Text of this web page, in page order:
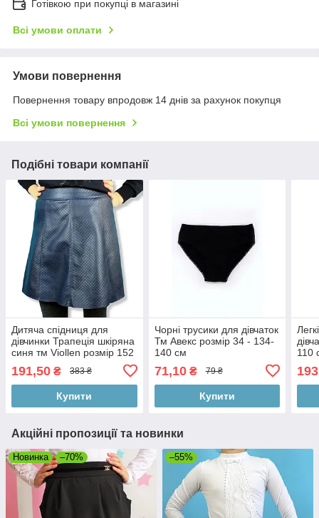
Готівкою при покупці в магазині
Всі умови оплати
Умови повернення
Повернення товару впродовж 14 днів за рахунок покупця
Всі умови повернення
Подібні товари компанії
Дитяча спідниця для
дівчинки Трапеція шкіряна
синя тм Viollen розмір 152
191,50 ₴ 383 ₴
Купити
Чорні трусики для дівчаток
Тм Авекс розмір 34 - 134-
140 см
71,10₴ 79 ₴
Купити
110
Акційні пропозиції та новинки
Новинка –70% –55%